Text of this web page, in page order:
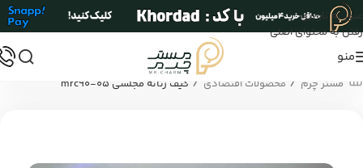
عبور به ناوبری
رفتن به محتوای اصلی
منو
مستر چرم / محصولات اقتصادی / کیف زنانه مجلسی mrc90-05